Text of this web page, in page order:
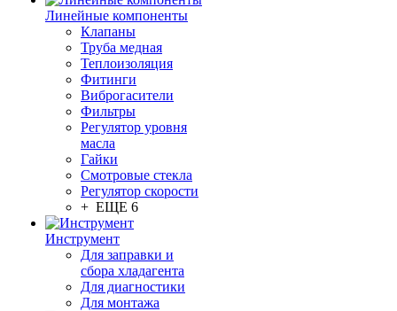
Линейные компоненты
Клапаны
Труба медная
Теплоизоляция
Фитинги
Виброгасители
Фильтры
Регулятор уровня
масла
Гайки
Смотровые стекла
Регулятор скорости
+ ЕЩЕ 6
Инструмент
Для заправки и
сбора хладагента
Для диагностики
Для монтажа